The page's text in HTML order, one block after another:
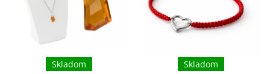
Skladom Skladom